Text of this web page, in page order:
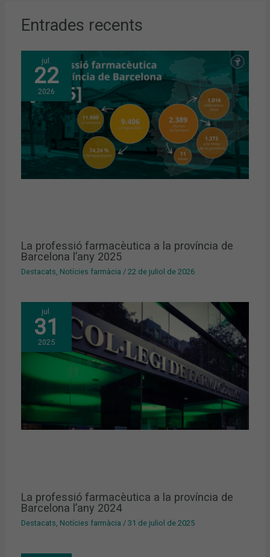
Entrades recents
jul.
22
2026
La professió farmacèutica a la província de
Barcelona l’any 2025
Destacats, Notícies farmàcia /22 de juliol de 2026
jul.
31
2025
La professió farmacèutica a la província de
Barcelona l’any 2024
Destacats Notícies farmàcia /31 de juliol de 2025